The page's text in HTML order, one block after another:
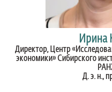
Ирина
Директор, Центр
экономики» Сибирского
Д. э. н.,